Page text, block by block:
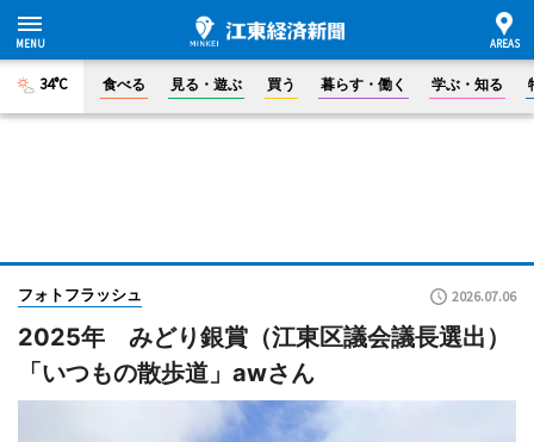
34°C 食べる 見る・遊ぶ 買う 暮らす・働く 学ぶ・知る
フォトフラッシュ 2026.07.06
2025年 みどり銀賞（江東区議会議長選出）
「いつもの散歩道」awさん